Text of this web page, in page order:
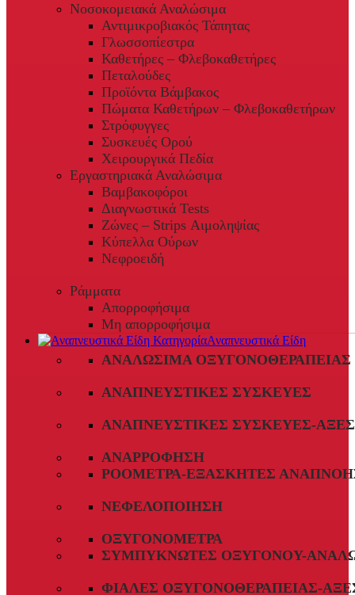
Νοσοκομειακά Αναλώσιμα
Αντιμικροβιακός Τάπητας
Γλωσσοπίεστρα
Καθετήρες – Φλεβοκαθετήρες
Πεταλούδες
Προϊόντα Βάμβακος
Πώματα Καθετήρων – Φλεβοκαθετήρων
Στρόφυγγες
Συσκευές Ορού
Χειρουργικά Πεδία
Εργαστηριακά Αναλώσιμα
Βαμβακοφόροι
Διαγνωστικά Tests
Ζώνες – Strips Αιμοληψίας
Κύπελλα Ούρων
Νεφροειδή
Ράμματα
Απορροφήσιμα
Μη απορροφήσιμα
Αναπνευστικά Είδη
ΑΝΑΛΏΣΙΜΑ ΟΞΥΓΟΝΟΘΕΡΑΠΕΊΑΣ
ΑΝΑΠΝΕΥΣΤΙΚΈΣ ΣΥΣΚΕΥΈΣ
ΑΝΑΠΝΕΥΣΤΙΚΈΣ ΣΥΣΚΕΥΈΣ-
ΑΝΑΡΡΌΦΗΣΗ
ΡΟΌΜΕΤΡΑ-ΕΞΑΣΚΗΤΈΣ
ΝΕΦΕΛΟΠΟΊΗΣΗ
ΟΞΥΓΟΝΌΜΕΤΡΑ
ΣΥΜΠΥΚΝΩΤΈΣ ΟΞΥΓΌΝΟΥ-
ΦΙΆΛΕΣ ΟΞΥΓΟΝΟΘΕΡΑΠΕΊΑΣ-